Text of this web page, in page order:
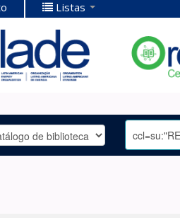
Listas